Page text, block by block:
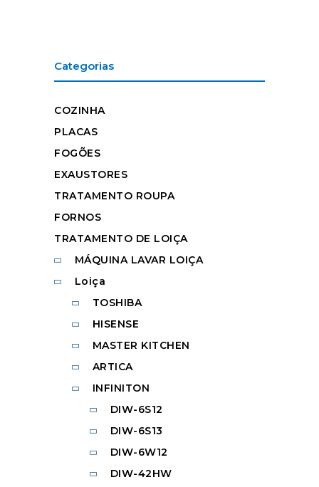
Categorias
COZINHA
PLACAS
FOGÕES
EXAUSTORES
TRATAMENTO ROUPA
FORNOS
TRATAMENTO DE LOIÇA
MÁQUINA LAVAR LOIÇA
Loiça
TOSHIBA
HISENSE
MASTER KITCHEN
ARTICA
INFINITON
DIW-6S12
DIW-6S13
DIW-6W12
DIW-42HW